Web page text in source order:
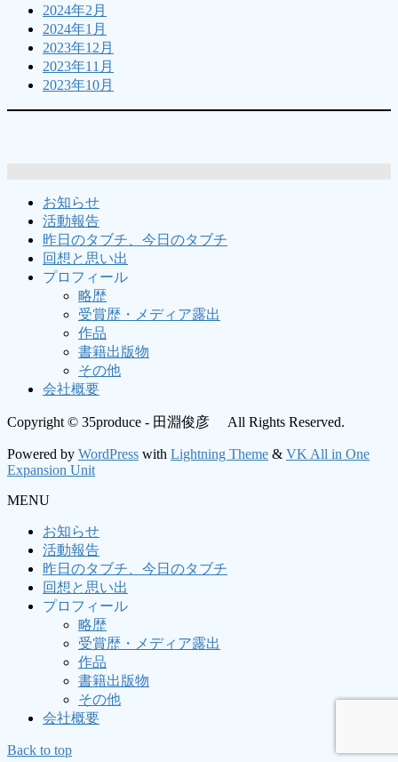
2024年2月
2024年1月
2023年12月
2023年11月
2023年10月
お知らせ
活動報告
昨日のタブチ、今日のタブチ
回想と思い出
プロフィール
略歴
受賞歴・メディア露出
作品
書籍出版物
その他
会社概要
Copyright © 35produce - 田淵俊彦 All Rights Reserved.
Powered by WordPress with Lightning Theme & VK All in One
Expansion Unit
MENU
お知らせ
活動報告
昨日のタブチ、今日のタブチ
回想と思い出
プロフィール
略歴
受賞歴・メディア露出
作品
書籍出版物
その他
会社概要
Back to top